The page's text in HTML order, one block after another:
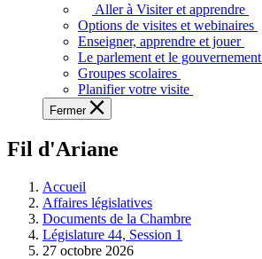
voir,
apprendre
et
à
à
législative.
Aller à Visiter et apprendre
Options de visites et webinaires
Enseigner, apprendre et jouer
Le parlement et le gouvernement
Groupes scolaires
Planifier votre visite
Fermer
Fil d'Ariane
Accueil
Affaires législatives
Documents de la Chambre
Législature 44, Session 1
27 octobre 2026